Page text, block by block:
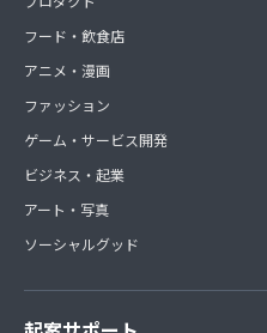
フード・飲食店
アニメ・漫画
ファッション
ゲーム・サービス開発
ビジネス・起業
アート・写真
ソーシャルグッド